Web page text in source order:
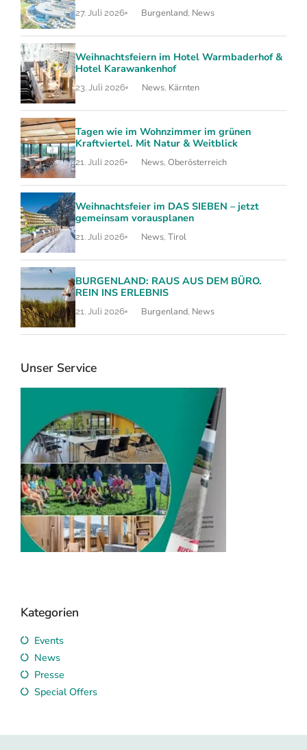
27. Juli 2026 Burgenland News
Weihnachtsfeiern im Hotel Warmbaderhof &
Hotel Karawankenhof
23. Juli 2026 News Kärnten
Tagen wie im Wohnzimmer im grünen
Kraftviertel. Mit Natur & Weitblick
21. Juli 2026 News Oberösterreich
Weihnachtsfeier im DAS SIEBEN – jetzt
gemeinsam vorausplanen
21. Juli 2026 News Tirol
BURGENLAND: RAUS AUS DEM BÜRO.
REIN INS ERLEBNIS
21. Juli 2026 Burgenland News
Unser Service
RTK Katalog 2026
Kategorien
Events
News
Presse
Special Offers